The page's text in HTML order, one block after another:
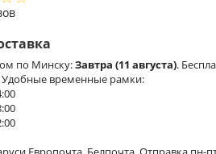
по Минску:Завтра (11 августа).
Удобные временные рамки: